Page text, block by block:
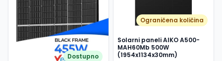
Dostupno
Ograničena količina
Solarni paneli AIKO A500-
MAH60Mb 500W
(1954x1134x30mm)